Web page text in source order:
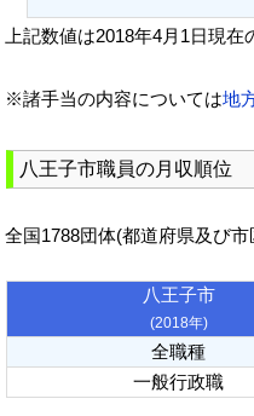
上記数値は2018年4月1日現在
※諸手当の内容については地
八王子市職員の月収順位
全国1788団体(都道府県及び
八王子市
(2018年)
全職種
一般行政職